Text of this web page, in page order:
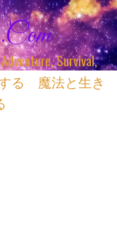
Survival,
する 魔法と生き